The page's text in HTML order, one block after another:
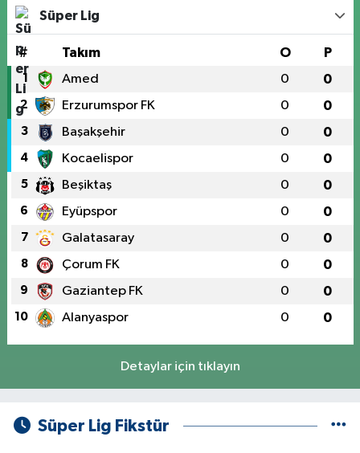
Süper Lig
# Takım O P
1 Amed 0 0
2 Erzurumspor FK 0 0
3 Başakşehir 0 0
4 Kocaelispor 0 0
5 Beşiktaş 0 0
6 Eyüpspor 0 0
7 Galatasaray 0 0
8 Çorum FK 0 0
9 Gaziantep FK 0 0
10 Alanyaspor 0 0
Detaylar için tıklayın
Süper Lig Fikstür